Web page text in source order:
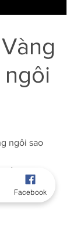
ngôi
ngôi sao
Facebook